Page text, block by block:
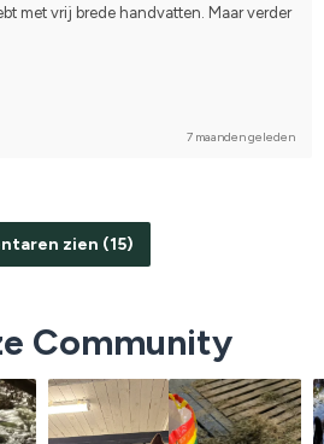
met vrij brede handvatten. Maar verder
7 maanden geleden
zien (15)
Community